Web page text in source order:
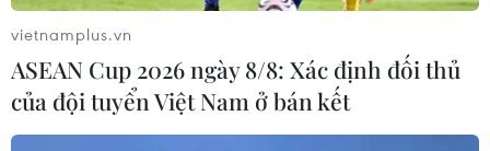
vietnamplus.vn
ASEAN Cup 2026 ngày 8/8: Xác định đối thủ
của đội tuyển Việt Nam ở bán kết